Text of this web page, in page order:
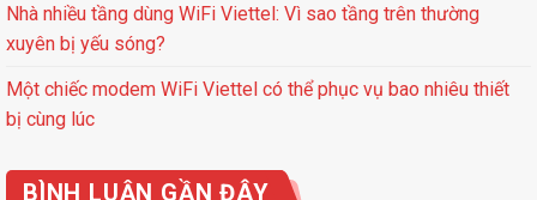
Nhà nhiều tầng dùng WiFi Viettel: Vì sao tầng trên thường
xuyên bị yếu sóng?
Một chiếc modem WiFi Viettel có thể phục vụ bao nhiêu thiết
bị cùng lúc
BÌNH LUẬN GẦN ĐÂY